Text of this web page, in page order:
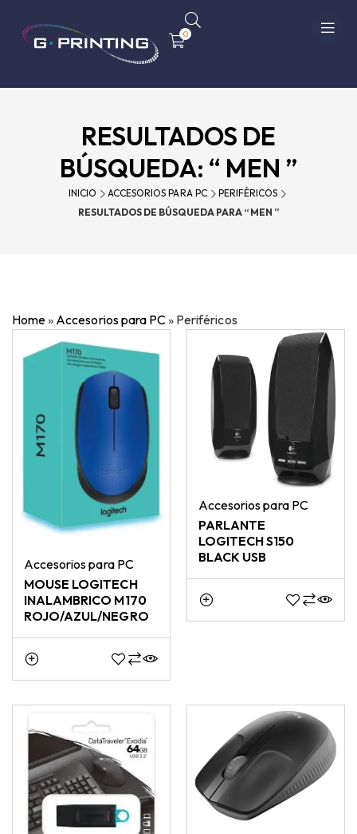
0
RESULTADOS DE
BÚSQUEDA: “ MEN ”
INICIO ACCESORIOS PARA PC
PERIFÉRICOS
RESULTADOS DE BÚSQUEDA PARA “ MEN ”
Home» Accesorios para PC» Periféricos
Accesorios para PC
MOUSE LOGITECH
INALAMBRICO M170
ROJO/AZUL/NEGRO
Accesorios para PC
PARLANTE
LOGITECH S150
BLACK USB